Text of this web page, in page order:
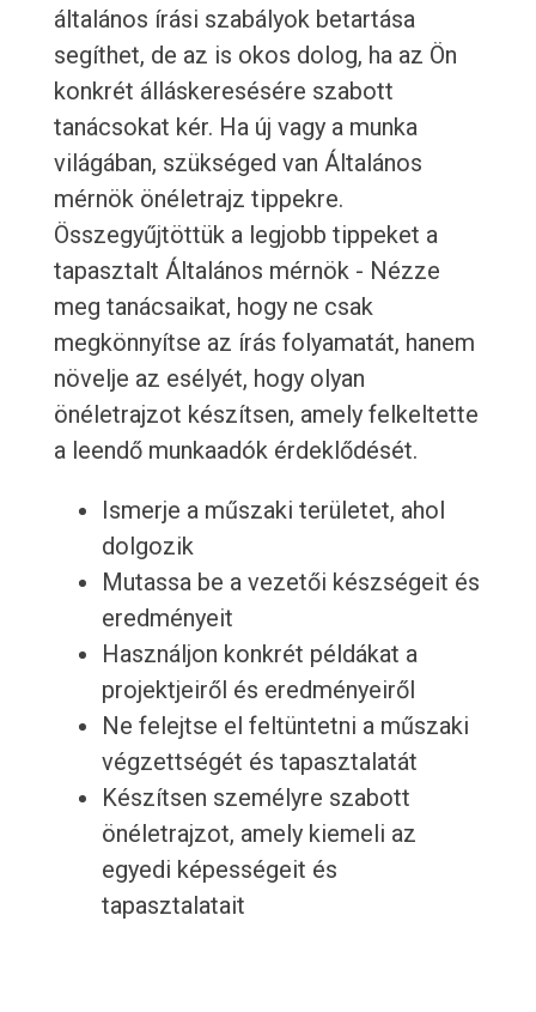
általános írási szabályok betartása
segíthet, de az is okos dolog, ha az Ön
konkrét álláskeresésére szabott
tanácsokat kér. Ha új vagy a munka
világában, szükséged van Általános
mérnök önéletrajz tippekre.
Összegyűjtöttük a legjobb tippeket a
tapasztalt Általános mérnök - Nézze
meg tanácsaikat, hogy ne csak
megkönnyítse az írás folyamatát, hanem
növelje az esélyét, hogy olyan
önéletrajzot készítsen, amely felkeltette
a leendő munkaadók érdeklődését.
Ismerje a műszaki területet, ahol
dolgozik
Mutassa be a vezetői készségeit és
eredményeit
Használjon konkrét példákat a
projektjeiről és eredményeiről
Ne felejtse el feltüntetni a műszaki
végzettségét és tapasztalatát
Készítsen személyre szabott
önéletrajzot, amely kiemeli az
egyedi képességeit és
tapasztalatait